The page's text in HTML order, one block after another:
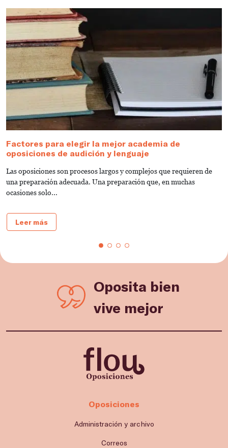
Factores para elegir la mejor academia de
oposiciones de audición y lenguaje
Las oposiciones son procesos largos y complejos que requieren de
una preparación adecuada. Una preparación que, en muchas
ocasiones solo...
Leer más
Oposita bien
vive mejor
Oposiciones
Administración y archivo
Correos